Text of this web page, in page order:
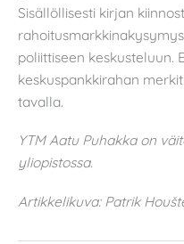
Sisällöllisesti kirjan
poliittiseen keskusteluun.
keskuspankkirahan
tavalla.
YTM Aatu Puhakka on
yliopistossa.
Artikkelikuva: Patrik